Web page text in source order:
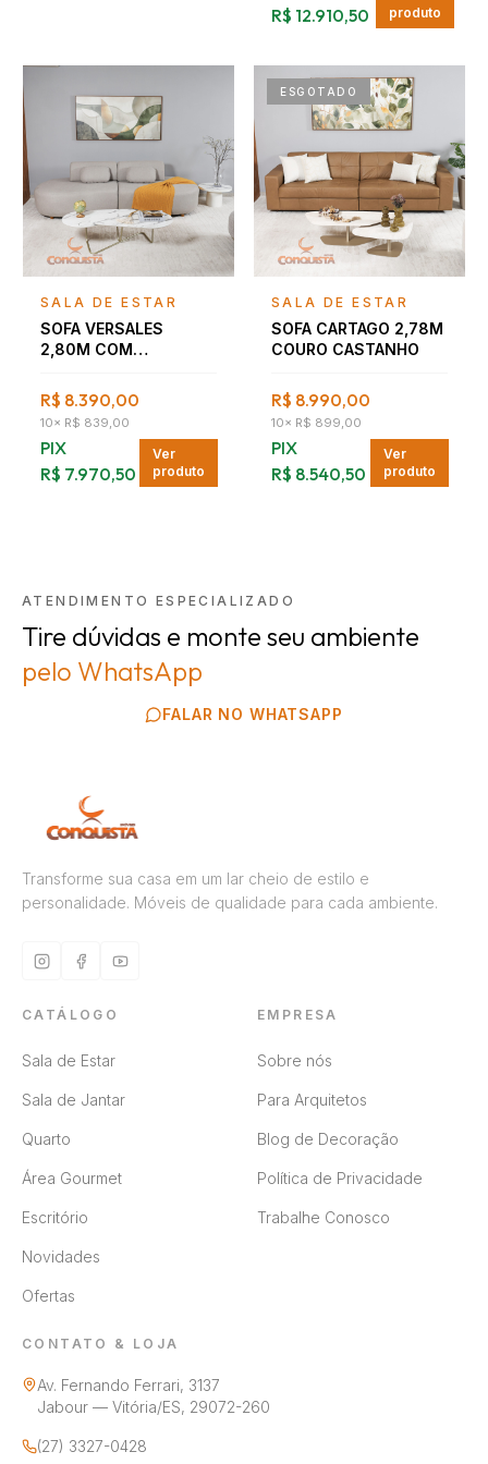
R$ 12.910,50
produto
Falar com consultor
SALA DE ESTAR
SOFA VERSALES
2,80M COM
R$ 8.390,00
10× R$ 839,00
PIX
R$ 7.970,50
Ver
produto
ESGOTADO
Falar com consultor
SALA DE ESTAR
SOFA CARTAGO 2,78M
COURO CASTANHO
R$ 8.990,00
10× R$ 899,00
PIX
R$ 8.540,50
Ver
produto
ATENDIMENTO ESPECIALIZADO
Tire dúvidas e monte seu ambiente
pelo WhatsApp
FALAR NO WHATSAPP
Transforme sua casa em um lar cheio de estilo e
personalidade. Móveis de qualidade para cada ambiente.
CATÁLOGO
Sala de Estar
Sala de Jantar
Quarto
Área Gourmet
Escritório
Novidades
Ofertas
EMPRESA
Sobre nós
Para Arquitetos
Blog de Decoração
Política de Privacidade
Trabalhe Conosco
CONTATO & LOJA
Av. Fernando Ferrari, 3137
Jabour — Vitória/ES, 29072-260
(27) 3327-0428